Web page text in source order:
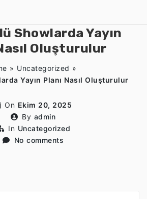
Showlarda Yayın
Oluşturulur
» Uncategorized »
Yayın Planı Nasıl Oluşturulur
On Ekim 20, 2025
By admin
In Uncategorized
No comments